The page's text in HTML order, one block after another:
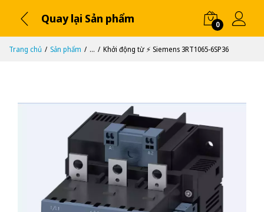
Quay lại Sản phẩm 0
Trang chủ Sản phẩm ... Khởi động từ ⚡️ Siemens 3RT1065-6SP36